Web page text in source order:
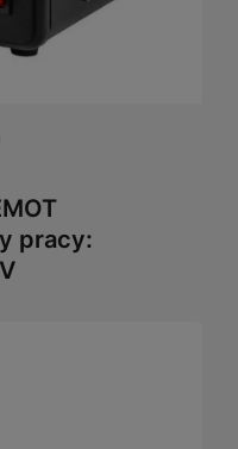
pracy: